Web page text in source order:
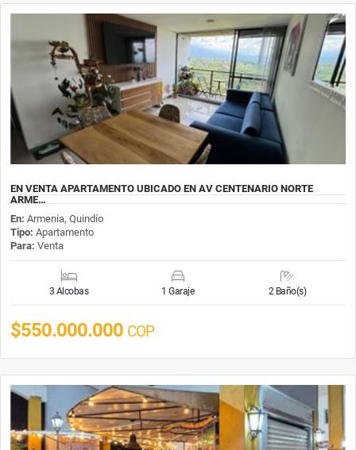
EN VENTA APARTAMENTO UBICADO EN AV CENTENARIO NORTE
ARME…
En: Armenia, Quindío
Tipo: Apartamento
Para: Venta
3 Alcobas 1 Garaje 2 Baño(s)
$550.000.000 COP